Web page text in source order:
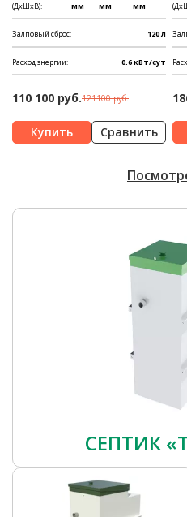
(ДхШхВ): мм мм мм
Залповый сброс: 120 л
Расход энергии: 0.6 кВт/сут
110 100 руб.121100 руб.
Сравнить
СЕПТИК